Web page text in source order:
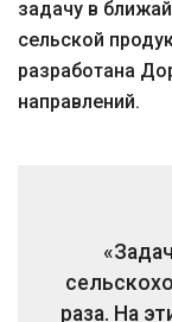
задачу в
сельской
разработана
направлений.
раза. На